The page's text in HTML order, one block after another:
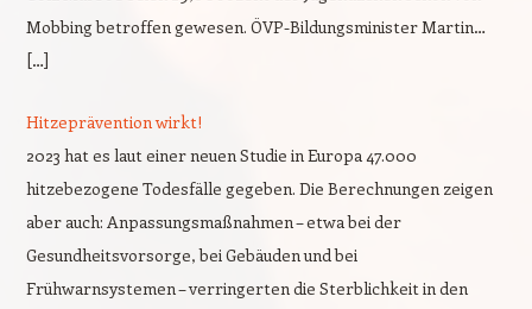
Mobbing betroffen gewesen. ÖVP-Bildungsminister Martin…
[…]
Hitzeprävention wirkt!
2023 hat es laut einer neuen Studie in Europa 47.000
hitzebezogene Todesfälle gegeben. Die Berechnungen zeigen
aber auch: Anpassungsmaßnahmen – etwa bei der
Gesundheitsvorsorge, bei Gebäuden und bei
Frühwarnsystemen – verringerten die Sterblichkeit in den